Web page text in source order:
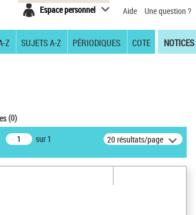
Espace personnel Aide Une question ?
Z SUJETS A-Z PÉRIODIQUES COTE
(0)
sur 1 20 résultats/page